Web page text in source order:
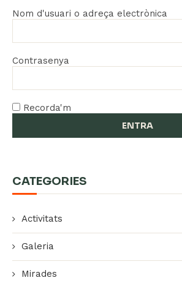
Nom d'usuari o adreça electrònica
Contrasenya
Recorda'm
CATEGORIES
Activitats
Galeria
Mirades